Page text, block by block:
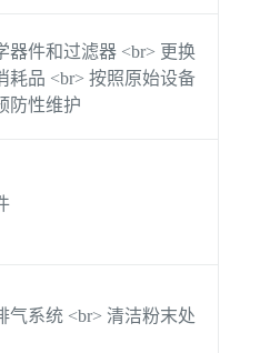
器件和过滤器 <br> 更换
耗品 <br> 按照原始设备
防性维护
气系统 <br> 清洁粉末处